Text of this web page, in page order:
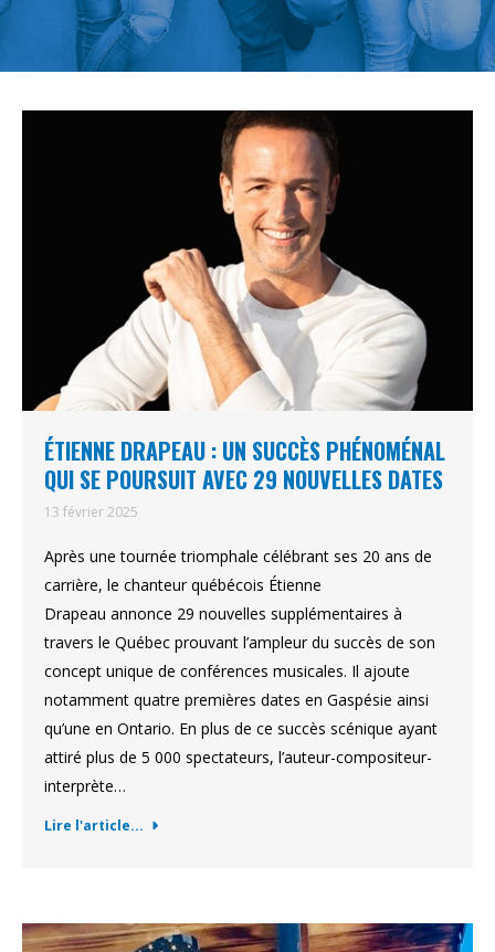
ÉTIENNE DRAPEAU : UN SUCCÈS PHÉNOMÉNAL
QUI SE POURSUIT AVEC 29 NOUVELLES DATES
13 février 2025
Après une tournée triomphale célébrant ses 20 ans de
carrière, le chanteur québécois Étienne
Drapeau annonce 29 nouvelles supplémentaires à
travers le Québec prouvant l’ampleur du succès de son
concept unique de conférences musicales. Il ajoute
notamment quatre premières dates en Gaspésie ainsi
qu’une en Ontario. En plus de ce succès scénique ayant
attiré plus de 5 000 spectateurs, l’auteur-compositeur-
interprète…
Lire l'article...